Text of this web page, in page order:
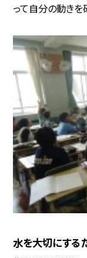
って自分の動きを
水を大切にする